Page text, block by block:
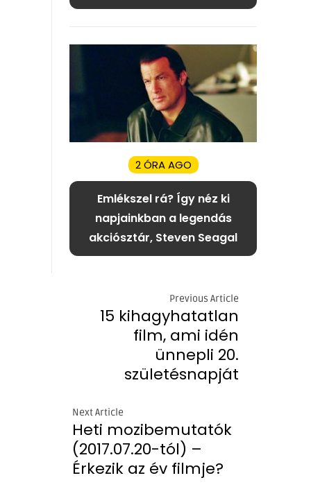
2 ÓRA AGO
Emlékszel rá? Így néz ki
napjainkban a legendás
akciósztár, Steven Seagal
Previous Article
15 kihagyhatatlan
film, ami idén
ünnepli 20.
születésnapját
Next Article
Heti mozibemutatók
(2017.07.20-tól) –
Érkezik az év filmje?